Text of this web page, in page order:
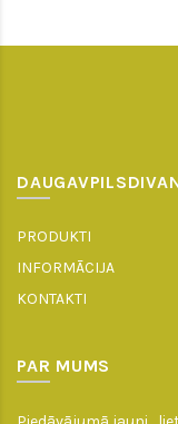
PRODUKTI
INFORMĀCIJA
KONTAKTI
PAR MUMS